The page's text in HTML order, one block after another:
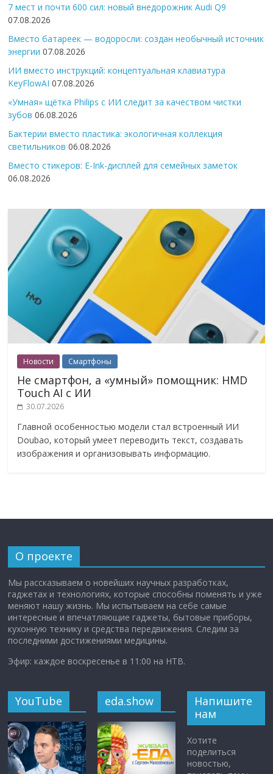
7 мест и почти 600 сил: новый внедорожник Audi Q9
07.08.2026
Вместо батареек — водоросли: создан необычный источник
энергии 07.08.2026
ИИ вместо инструкций: концептуальная клавиатура
KeyFlowAI 07.08.2026
«Умная» щётка Philips с ИИ следит за качеством чистки
зубов 06.08.2026
Бактерии вместо пластика: экологичная коллекция
светильников 06.08.2026
Вместо стикеров: E-Ink-дисплей для семейных заметок
06.08.2026
Новости Смартфоны
Не смартфон, а «умный» помощник: HMD
Touch AI с ИИ
30.07.2026
Главной особенностью модели стал встроенный ИИ
Doubao, который умеет переводить текст, создавать
изображения и организовывать информацию.
О проекте
Мы рассказываем о новейших научных разработках,
гаджетах и технологиях, которые способны поменять и уже
меняют нашу жизнь. Мы испытываем на себе самые
интересные и впечатляющие гаджеты, бытовые приборы,
кухонную технику и средства передвижения. Следим за
последними достижениями медицины.
Эфир: каждое воскресенье в 11:00 на НТВ.
YouTube eda.show
Напишите
нам
Хотите
поделиться
новостью,